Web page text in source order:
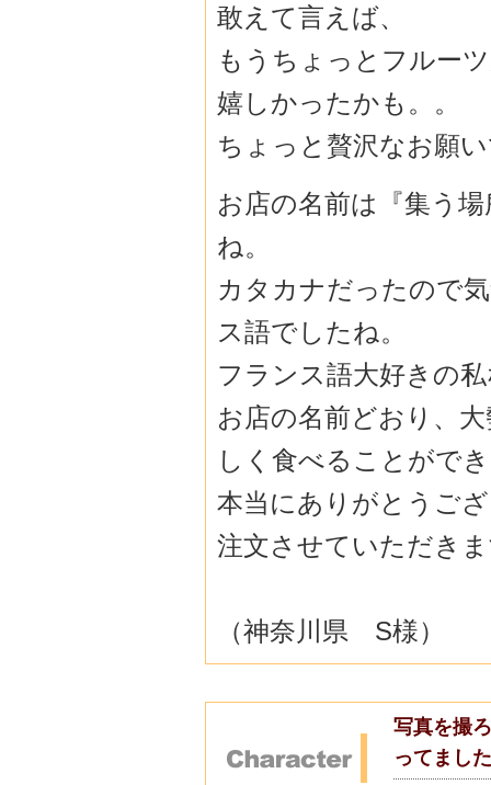
敢えて言えば、
もうちょっとフルー
嬉しかったかも。。
ちょっと贅沢なお願
お店の名前は『集う
ね。
カタカナだったので
ス語でしたね。
フランス語大好きの
お店の名前どおり、
しく食べることがで
本当にありがとうご
注文させていただき
（神奈川県 S様）
写真を撮
ってまし